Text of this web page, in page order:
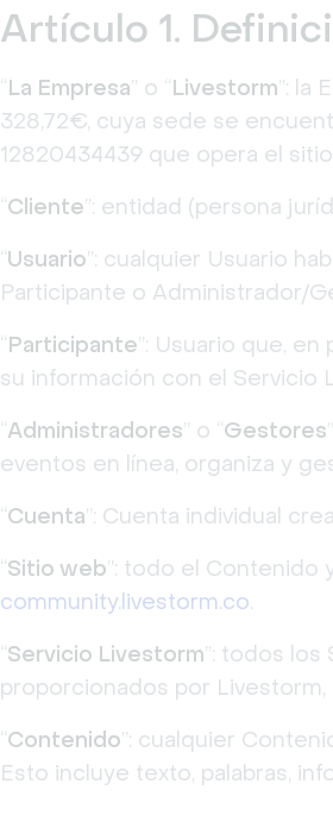
Artículo 1.
“La Empresa” o “Livestorm”: la
328,72€, cuya sede se
12820434439 que opera el
“Cliente”: entidad (persona
“Usuario”: cualquier Usuario
Participante o Administrador/
“Participante”: Usuario que,
su información con el Servicio
“Administradores” o “Gestores
eventos en línea, organiza y
“Cuenta”: Cuenta individual
“Sitio web”: todo el Contenido
community.livestorm.co.
“Servicio Livestorm”: todos los
proporcionados por
“Contenido”: cualquier
Esto incluye texto, palabras,